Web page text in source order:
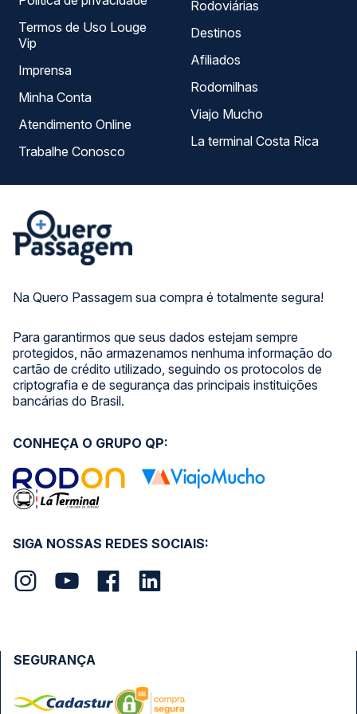
Na Quero Passagem sua compra é totalmente segura!
Para garantirmos que seus dados estejam sempre
protegidos, não armazenamos nenhuma informação do
cartão de crédito utilizado, seguindo os protocolos de
criptografia e de segurança das principais instituições
bancárias do Brasil.
Termos de Uso Louge
Vip
Imprensa
Minha Conta
Atendimento Online
Trabalhe Conosco
Rodoviárias
Destinos
Afiliados
Rodomilhas
Viajo Mucho
La terminal Costa Rica
SIGA NOSSAS REDES SOCIAIS:
CONHEÇA O GRUPO QP:
SEGURANÇA